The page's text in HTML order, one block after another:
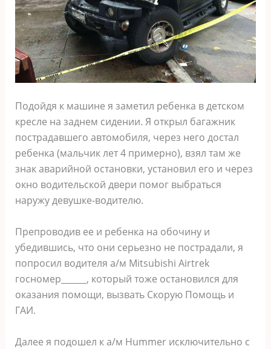
Подойдя к машине я заметил ребенка в детском
кресле на заднем сидении. Я открыл багажник
пострадавшего автомобиля, через него достал
ребенка (мальчик лет 4 примерно), взял там же
знак аварийной остановки, установил его и через
окно водительской двери помог выбраться
наружу девушке-водителю.
Препроводив ее и ребенка на обочину и
убедившись, что они серьезно не пострадали, я
попросил водителя а/м Mitsubishi Airtrek
госномер______, который тоже остановился для
оказания помощи, вызвать Скорую Помощь и
ГАИ.
Далее я подошел к а/м Hummer исключительно с